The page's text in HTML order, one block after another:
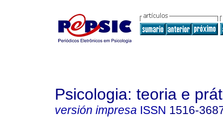
Psicologia: teoria e
versión impresa ISSN 1516-